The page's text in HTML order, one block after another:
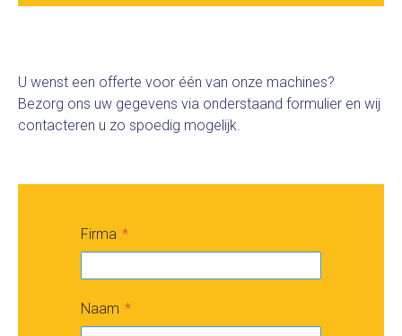
U wenst een offerte voor één van onze machines?
Bezorg ons uw gegevens via onderstaand formulier en wij
contacteren u zo spoedig mogelijk.
Firma
Naam